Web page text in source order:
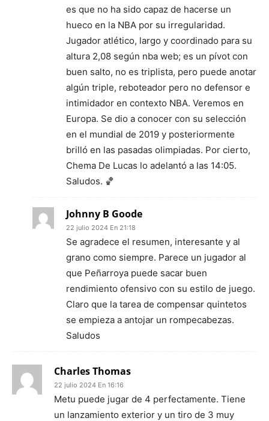
es que no ha sido capaz de hacerse un
hueco en la NBA por su irregularidad.
Jugador atlético, largo y coordinado para su
altura 2,08 según nba web; es un pívot con
buen salto, no es triplista, pero puede anotar
algún triple, reboteador pero no defensor e
intimidador en contexto NBA. Veremos en
Europa. Se dio a conocer con su selección
en el mundial de 2019 y posteriormente
brilló en las pasadas olimpiadas. Por cierto,
Chema De Lucas lo adelantó a las 14:05.
Saludos. 🏀
Johnny B Goode
22 julio 2024 En 21:18
Se agradece el resumen, interesante y al
grano como siempre. Parece un jugador al
que Peñarroya puede sacar buen
rendimiento ofensivo con su estilo de juego.
Claro que la tarea de compensar quintetos
se empieza a antojar un rompecabezas.
Saludos
Charles Thomas
22 julio 2024 En 16:16
Metu puede jugar de 4 perfectamente. Tiene
un lanzamiento exterior y un tiro de 3 muy